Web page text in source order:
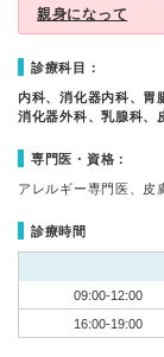
親身になって
診療科目：
内科、消化器内科、胃
消化器外科、乳腺科、
専門医・資格：
アレルギー専門医、皮
診療時間
09:00-12:00
16:00-19:00